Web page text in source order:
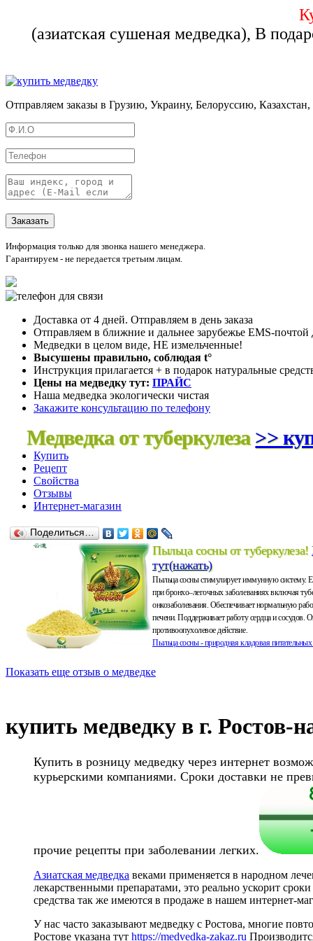
(азиатская сушеная медведка), В
Отправляем заказы в Грузию, Украину, Белоруссию,
Информация только для звонка нашего менеджера.
Гарантируем - не передается третьим лицам.
Доставка от 4 дней. Отправляем в день заказа
Отправляем в ближние и дальнее зарубежье EMS-
Медведки в целом виде, НЕ измельченные!
Высушены правильно, соблюдая t°
Инструкция прилагается + в подарок натуральные
Цены на медведку тут: ПРАЙС
Наша медведка экологически чистая
Закажите консультацию по телефону
Медведка от туберкулеза >>
Купить
Рецепт
Свойства
Отзывы
Интернет-магазин
Поделиться…
Пыльца сосны от туберкулеза!
тут(нажать)
Пыльца сосны стимулирует иммунную систему.
при бронхо–легочных заболеваниях включая
онкозаболевания. Обеспечивает нормальную
печени. Поддерживает работу сердца и сосудов.
противоопухолевое действие.
Пыльца сосны - природная кладовая
Исландский мох от туберкулеза!
показали, отвар из цетрарии способен убивать
воздействию химических препаратов, палочку
Настойка Восковой моли
Настойка улучшает сопротивляемость клеток
органов к туберкулезной инфекции, блокирует
новых очагов поражения. Ферменты восковой
рассасывают очаги ;
Купить 15% настойку Восковой моли тут!
Экспресс Тест на туберкулез
ИммуноХром
Показать еще отзыв о медведке
купить медведку в г. Ростов-
Купить в розницу медведку через интернет
курьерскими компаниями. Сроки доставки не
прочие рецепты при заболевании легких.
Азиатская медведка веками применяется в народном
лекарственными препаратами, это реально ускорит
средства так же имеются в продаже в нашем интернет-
У нас часто заказывают медведку с Ростова, многие
Ростове указана тут https://medvedka-zakaz.ru